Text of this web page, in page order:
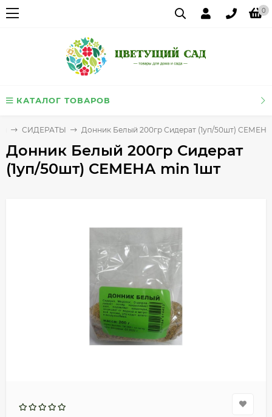
0
КАТАЛОГ ТОВАРОВ
СИДЕРАТЫ Донник Белый 200гр Сидерат (1уп/50шт)
Донник Белый 200гр Сидерат
(1уп/50шт) СЕМЕНА min 1шт